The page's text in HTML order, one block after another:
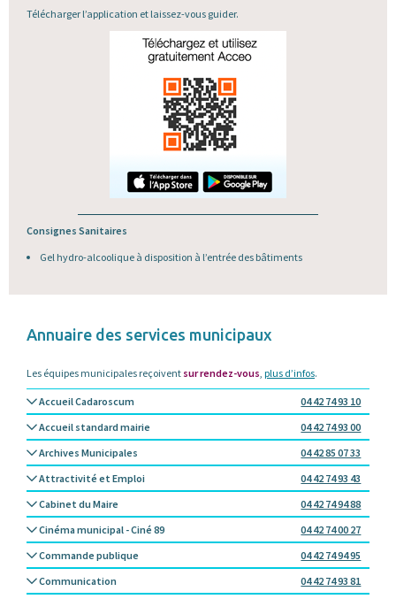
Télécharger l’application et laissez-vous guider.
Consignes Sanitaires
Gel hydro-alcoolique à disposition à l’entrée des bâtiments
Annuaire des services municipaux
Les équipes municipales reçoivent sur rendez-vous plus d’infos.
Accueil Cadaroscum
04 42 74 93 10
Accueil standard mairie
04 42 74 93 00
Archives Municipales
04 42 85 07 33
Attractivité et Emploi
04 42 74 93 43
Cabinet du Maire
04 42 74 94 88
Cinéma municipal - Ciné 89
04 42 74 00 27
Commande publique
04 42 74 94 95
Communication
04 42 74 93 81